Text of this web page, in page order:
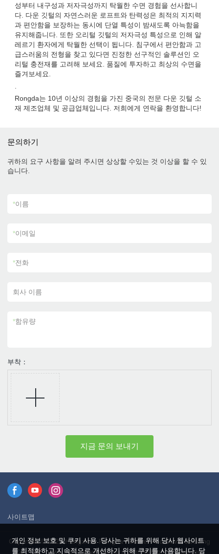
성부터 내구성과 저자극성까지 탁월한 수면 경험을 선사합니
다. 다운 깃털의 자연스러운 로프트와 탄력성은 최적의 지지력
과 편안함을 보장하는 동시에 단열 특성이 밤새도록 아늑함을
유지해줍니다. 또한 오리털 깃털의 저자극성 특성으로 인해 알
레르기 환자에게 탁월한 선택이 됩니다. 침구에서 편안함과 고
급스러움의 전형을 찾고 있다면 진정한 선구적인 솔루션인 오
리털 충전재를 고려해 보세요. 품질에 투자하고 최상의 수면을
즐겨보세요.
Rongda는 10년 이상의 경험을 가진 중국의 전문 다운 깃털 소
재 제조업체 및 공급업체입니다. 저희에게 연락을 환영합니다!
문의하기
귀하의 요구 사항을 알려 주시면 상상할 수있는 것 이상을 할 수 있
습니다.
*이름
*이메일
*전화
회사 이름
*함유량
부착：
지금 문의 보내기
사이트맵
Copyright © 2026 Hangzhou Rongda Feather And Down Bedding
Co., Ltd. - www.globaldownfeathers.com All Rights Reserved.
개인 정보 보호 및 쿠키 사용. 당사는 귀하를 위해 당사 웹사이트
를 최적화하고 지속적으로 개선하기 위해 쿠키를 사용합니다. 당